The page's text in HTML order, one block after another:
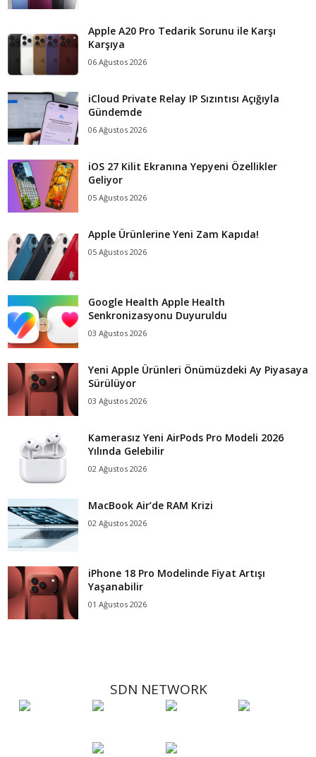
Apple A20 Pro Tedarik Sorunu ile Karşı
Karşıya
06 Ağustos 2026
iCloud Private Relay IP Sızıntısı Açığıyla
Gündemde
06 Ağustos 2026
iOS 27 Kilit Ekranına Yepyeni Özellikler
Geliyor
05 Ağustos 2026
Apple Ürünlerine Yeni Zam Kapıda!
05 Ağustos 2026
Google Health Apple Health
Senkronizasyonu Duyuruldu
03 Ağustos 2026
Yeni Apple Ürünleri Önümüzdeki Ay Piyasaya
Sürülüyor
03 Ağustos 2026
Kamerasız Yeni AirPods Pro Modeli 2026
Yılında Gelebilir
02 Ağustos 2026
MacBook Air’de RAM Krizi
02 Ağustos 2026
iPhone 18 Pro Modelinde Fiyat Artışı
Yaşanabilir
01 Ağustos 2026
SDN NETWORK